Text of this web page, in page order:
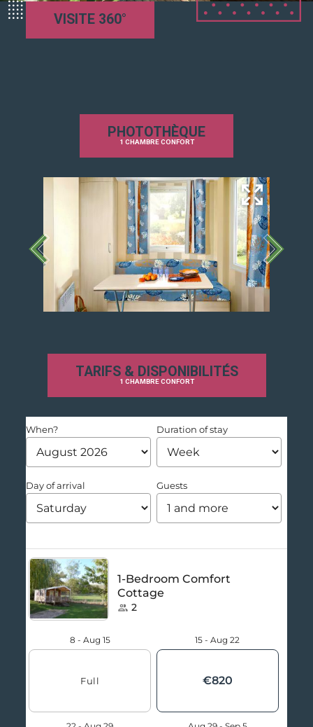
Télévision avec décodeur TNT SAT
VISITE 360°
PHOTOTHÈQUE
1 CHAMBRE CONFORT
TARIFS & DISPONIBILITÉS
1 CHAMBRE CONFORT